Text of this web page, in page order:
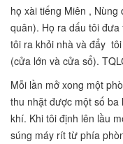
họ xài tiếng Miên ,
quân). Họ ra dấu tôi
tôi ra khỏi nhà và đẩy
(cửa lớn và cửa sổ).
Mỗi lần mở xong một
thu nhặt được một số
khí. Khi tôi định lên lầu
súng máy rít từ phía